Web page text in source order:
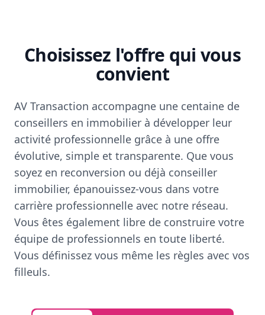
Choisissez l'offre qui vous
convient
AV Transaction accompagne une centaine de
conseillers en immobilier à développer leur
activité professionnelle grâce à une offre
évolutive, simple et transparente. Que vous
soyez en reconversion ou déjà conseiller
immobilier, épanouissez-vous dans votre
carrière professionnelle avec notre réseau.
Vous êtes également libre de construire votre
équipe de professionnels en toute liberté.
Vous définissez vous même les règles avec vos
filleuls.